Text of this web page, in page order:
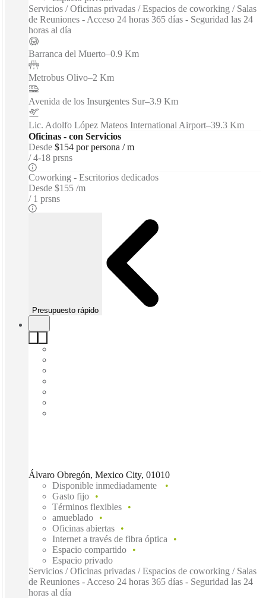
Servicios / Oficinas privadas / Espacios de coworking / Salas
de Reuniones - Acceso 24 horas 365 días - Seguridad las 24
horas al día
Barranca del Muerto–0.9 Km
Metrobus Olivo–2 Km
Avenida de los Insurgentes Sur–3.9 Km
Lic. Adolfo López Mateos International Airport–39.3 Km
Oficinas - con Servicios
Desde $154 por persona / m
4-18 prsns
Coworking - Escritorios dedicados
Desde $155 /m
1 prsns
Presupuesto rápido
Álvaro Obregón, Mexico City, 01010
Disponible inmediadamente
Gasto fijo
Términos flexibles
amueblado
Oficinas abiertas
Internet a través de fibra óptica
Espacio compartido
Espacio privado
Servicios / Oficinas privadas / Espacios de coworking / Salas
de Reuniones - Acceso 24 horas 365 días - Seguridad las 24
horas al día